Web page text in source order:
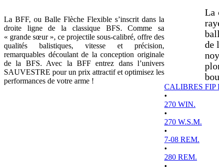
La BFF, ou Balle Flèche Flexible s’inscrit dans la
droite ligne de la classique BFS. Comme sa
« grande sœur », ce projectile sous-calibré, offre des
qualités balistiques, vitesse et précision,
remarquables découlant de la conception originale
de la BFS. Avec la BFF entrez dans l’univers
SAUVESTRE pour un prix attractif et optimisez les
performances de votre arme !
La
de
CALIBRES FIP
•
270 WIN.
•
270 W.S.M.
•
7-08 REM.
•
280 REM.